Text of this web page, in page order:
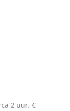
2 uur, €